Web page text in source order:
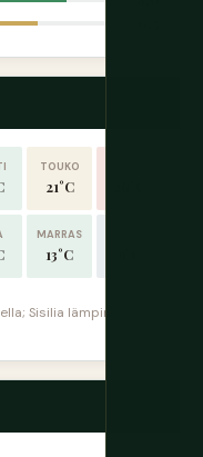
TOUKO
21°C
MARRAS
13°C
Sisilia lämpimämpi